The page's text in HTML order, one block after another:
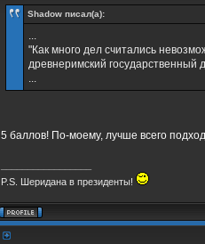
Shadow писал(а):
...
"Как много дел считались
древнеримский государственный
...
5 баллов! По-моему, лучше всего
P.S. Шеридана в президенты!